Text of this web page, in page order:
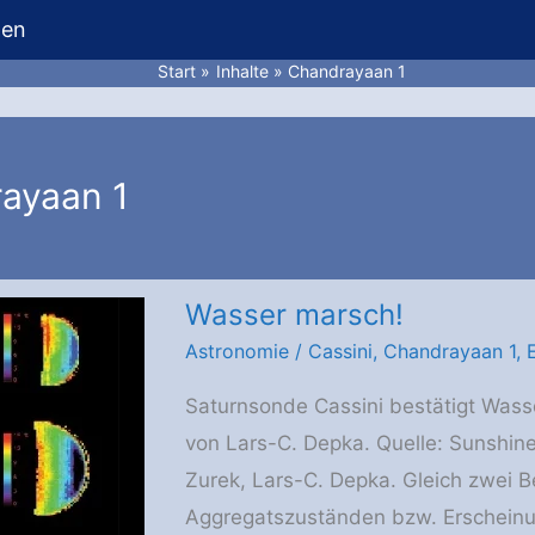
Start Inhalte Chandrayaan 1
1
Wasser marsch!
Astronomie/ Cassini, Chandrayaan 1,
Saturnsonde Cassini bestätigt
von Lars-C. Depka. Quelle:
Zurek, Lars-C. Depka. Gleich zwei
Aggregatszuständen bzw.